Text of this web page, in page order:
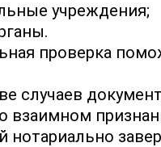
учреждения;
проверка
случаев
взаимном
нотариально